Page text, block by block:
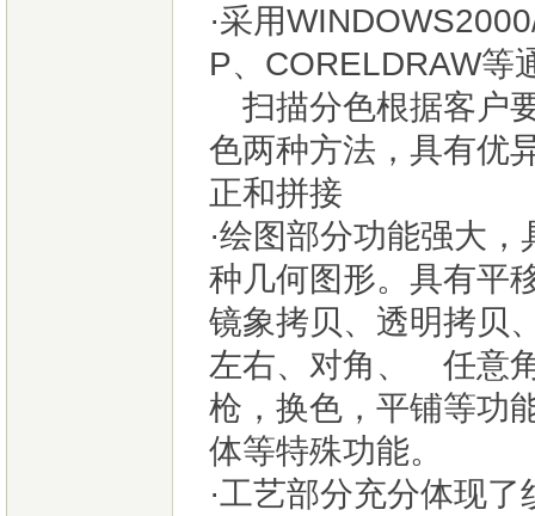
·采用
P、CORELDRAW等
扫描分色根据客户
色两种方法，具有优
正和拼接
·绘图部分功能强大
种几何图形。具有平
镜象拷贝、透明拷贝
左右、对角、 任意
枪，换色，平铺等功
体等特殊功能。
·工艺部分充分体现